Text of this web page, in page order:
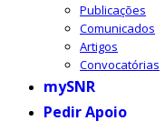
Publicações
Comunicados
Artigos
Convocatórias
mySNR
Pedir Apoio